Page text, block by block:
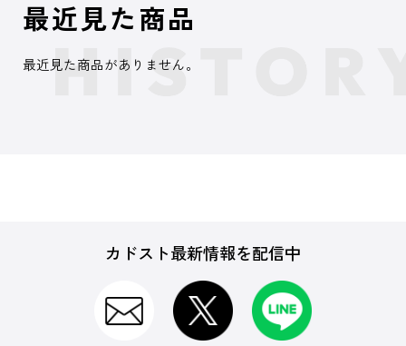
最近見た商品
最近見た商品がありません。
カドスト最新情報を配信中